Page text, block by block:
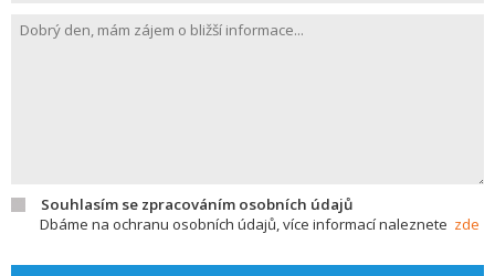
Souhlasím se zpracováním osobních údajů
Dbáme na ochranu osobních údajů, více informací naleznete zde